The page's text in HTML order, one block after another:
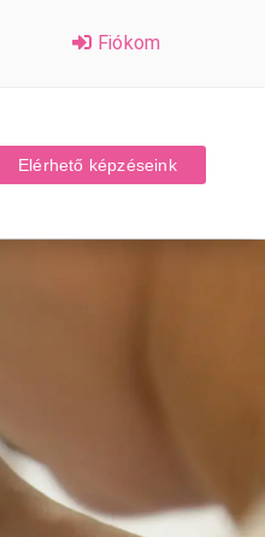
Fiókom
Elérhető képzéseink